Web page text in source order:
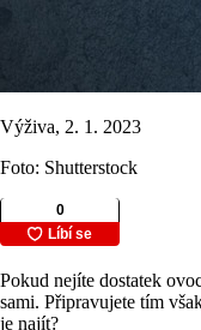
Výživa, 2. 1. 2023
Foto: Shutterstock
Pokud nejíte dostatek
sami. Připravujete tím
je najít?